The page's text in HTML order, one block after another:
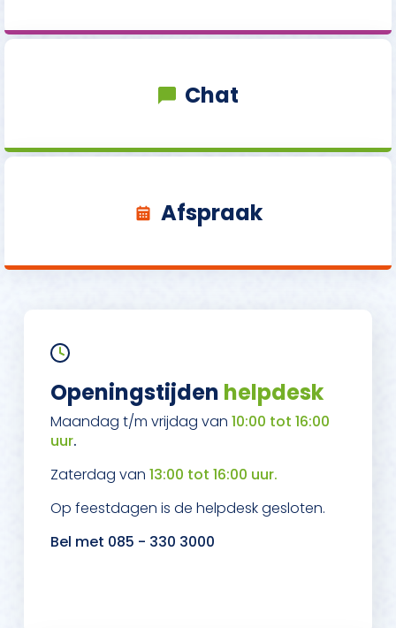
Chat
Afspraak
Openingstijden helpdesk
Maandag t/m vrijdag van 10:00 tot 16:00
uur.
Zaterdag van 13:00 tot 16:00 uur.
Op feestdagen is de helpdesk gesloten.
Bel met 085 - 330 3000